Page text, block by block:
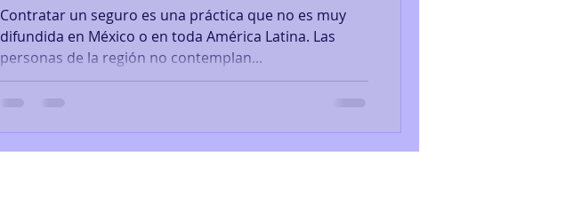
Contratar un seguro es una práctica que no es muy
difundida en México o en toda América Latina. Las
personas de la región no contemplan...